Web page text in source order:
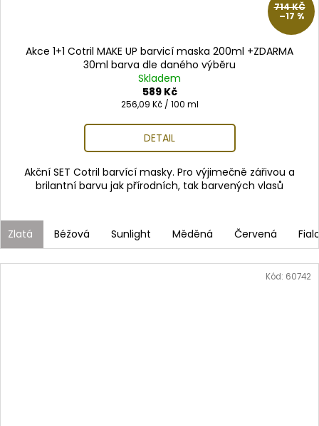
714 KČ
–17 %
Akce 1+1 Cotril MAKE UP barvicí maska 200ml +ZDARMA
30ml barva dle daného výběru
Skladem
589 Kč
Měrná
256,09 Kč / 100 ml
DETAIL
Akční SET Cotril barvící masky. Pro výjimečně zářivou a
brilantní barvu jak přírodních, tak barvených vlasů
Zlatá Béžová Sunlight Měděná Červená
Kód: 60742